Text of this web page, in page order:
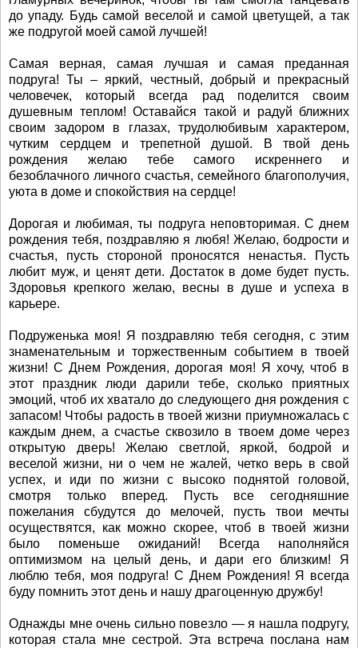
до упаду. Будь самой веселой и самой цветущей, а так
же подругой моей самой лучшей!
Самая верная, самая лучшая и самая преданная
подруга! Ты – яркий, честный, добрый и прекрасный
человечек, который всегда рад поделится своим
душевным теплом! Оставайся такой и радуй ближних
своим задором в глазах, трудолюбивым характером,
чутким сердцем и трепетной душой. В твой день
рождения желаю тебе самого искреннего и
безоблачного личного счастья, семейного благополучия,
уюта в доме и спокойствия на сердце!
Дорогая и любимая, ты подруга неповторимая. С днем
рождения тебя, поздравляю я любя! Желаю, бодрости и
счастья, пусть стороной проносятся ненастья. Пусть
любит муж, и ценят дети. Достаток в доме будет пусть.
Здоровья крепкого желаю, весны в душе и успеха в
карьере.
Подруженька моя! Я поздравляю тебя сегодня, с этим
знаменательным и торжественным событием в твоей
жизни! С Днем Рождения, дорогая моя! Я хочу, чтоб в
этот праздник люди дарили тебе, сколько приятных
эмоций, чтоб их хватало до следующего дня рождения с
запасом! Чтобы радость в твоей жизни приумножалась с
каждым днем, а счастье сквозило в твоем доме через
открытую дверь! Желаю светлой, яркой, бодрой и
веселой жизни, ни о чем не жалей, четко верь в свой
успех, и иди по жизни с высоко поднятой головой,
смотря только вперед. Пусть все сегодняшние
пожелания сбудутся до мелочей, пусть твои мечты
осуществятся, как можно скорее, чтоб в твоей жизни
было поменьше ожиданий! Всегда наполняйся
оптимизмом на целый день, и дари его близким! Я
люблю тебя, моя подруга! С Днем Рождения! Я всегда
буду помнить этот день и нашу драгоценную дружбу!
Однажды мне очень сильно повезло — я нашла подругу,
которая стала мне сестрой. Эта встреча послана нам